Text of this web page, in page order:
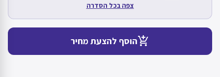
צפה בכל הסדרה
add_shopping_cartהוסף להצעת מחיר